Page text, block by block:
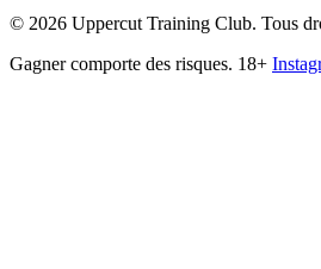
© 2026 Uppercut Training Club. Tous
Gagner comporte des risques. 18+